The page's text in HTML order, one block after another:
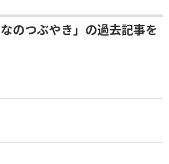
なのつぶやき」の過去記事を